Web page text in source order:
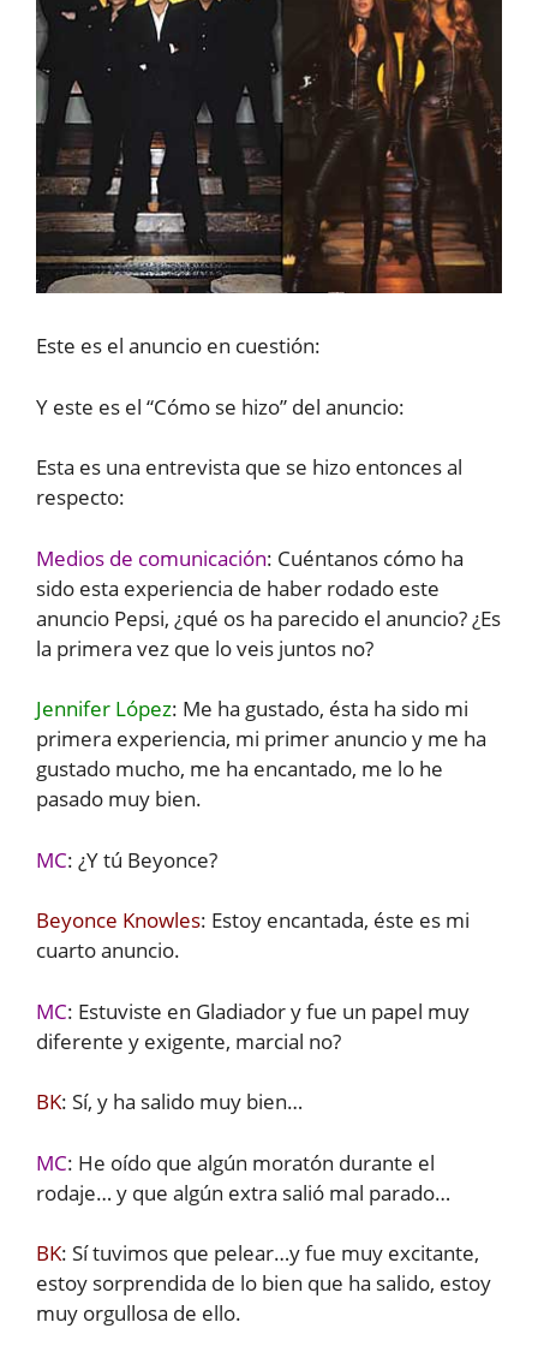
Este es el anuncio en cuestión:
Y este es el “Cómo se hizo” del anuncio:
Esta es una entrevista que se hizo entonces al
respecto:
Medios de comunicación: Cuéntanos cómo ha
sido esta experiencia de haber rodado este
anuncio Pepsi, ¿qué os ha parecido el anuncio? ¿Es
la primera vez que lo veis juntos no?
Jennifer López: Me ha gustado, ésta ha sido mi
primera experiencia, mi primer anuncio y me ha
gustado mucho, me ha encantado, me lo he
pasado muy bien.
MC: ¿Y tú Beyonce?
Beyonce Knowles: Estoy encantada, éste es mi
cuarto anuncio.
MC: Estuviste en Gladiador y fue un papel muy
diferente y exigente, marcial no?
BK: Sí, y ha salido muy bien…
MC: He oído que algún moratón durante el
rodaje… y que algún extra salió mal parado…
BK: Sí tuvimos que pelear…y fue muy excitante,
estoy sorprendida de lo bien que ha salido, estoy
muy orgullosa de ello.